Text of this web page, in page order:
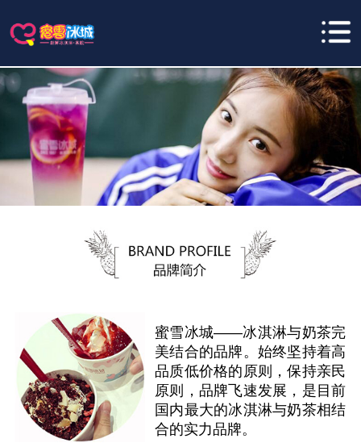
蜜雪冰城——冰淇淋与奶茶完
美结合的品牌。始终坚持着高
品质低价格的原则，保持亲民
原则，品牌飞速发展，是目前
国内最大的冰淇淋与奶茶相结
合的实力品牌。